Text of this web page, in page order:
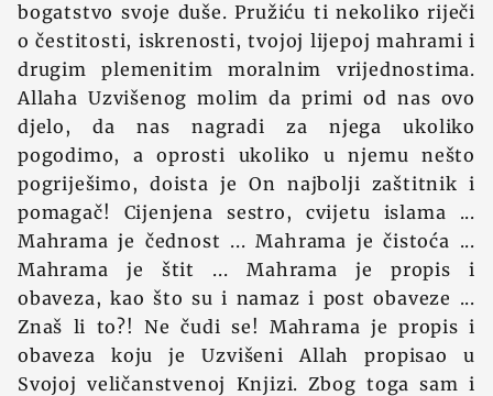
bogatstvo svoje duše. Pružiću ti nekoliko riječi
o čestitosti, iskrenosti, tvojoj lijepoj mahrami i
drugim plemenitim moralnim vrijednostima.
Allaha Uzvišenog molim da primi od nas ovo
djelo, da nas nagradi za njega ukoliko
pogodimo, a oprosti ukoliko u njemu nešto
pogriješimo, doista je On najbolji zaštitnik i
pomagač! Cijenjena sestro, cvijetu islama ...
Mahrama je čednost ... Mahrama je čistoća ...
Mahrama je štit ... Mahrama je propis i
obaveza, kao što su i namaz i post obaveze ...
Znaš li to?! Ne čudi se! Mahrama je propis i
obaveza koju je Uzvišeni Allah propisao u
Svojoj veličanstvenoj Knjizi. Zbog toga sam i